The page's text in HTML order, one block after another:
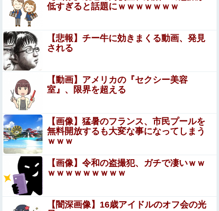
ジャンポケ斉藤「同意があったんです。本当です。信じて
下さい」←何でこの主張が通らないの？
河出奈都美アナ ニットの●●、谷間チラ！！
【画像】漫画家・桂正和、最新のパンツ＆お尻のイラスト
投稿にネット衝撃「この質感の出し方」「実写かと思いま
した」
従姉妹の娘が「ワイニートのジッジ（金持ち）」にやたら
会いに来る理由ｗｗｗｗｗ
みいちゃん、セコカンになる
【悲報】Z世代「求刑7年のジャンポケ斎藤は口封じに被害
者殺した方が量刑軽かっただろ」←1万いいね
【動画】福岡の電車、複数の駅で「チンポッ❤」というア
ナウンスが流れ大騒ぎwwwwwwwww
【衝撃】「え、これカバー曲だったの！？」って知っ
低すぎると話題にｗｗｗｗｗｗｗ
【悲報】チー牛に効きまくる動画、発見
される
【動画】アメリカの『セクシー美容
室』、限界を超える
【画像】猛暑のフランス、市民プールを
無料開放するも大変な事になってしまう
ｗｗｗ
【画像】令和の盗撮犯、ガチで凄いｗｗ
ｗｗｗｗｗｗｗｗｗ
【闇深画像】16歳アイドルのオフ会の光